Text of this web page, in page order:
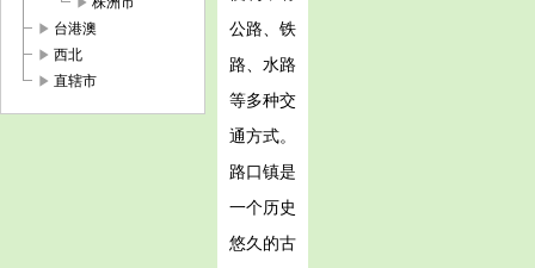
play_arrow 台港澳
play_arrow 西北
play_arrow 直辖市
公路、铁
路、水路
等多种交
通方式。
路口镇是
一个历史
悠久的古